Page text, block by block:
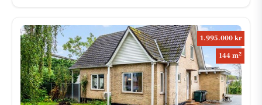
1.995.000 kr
144 m2